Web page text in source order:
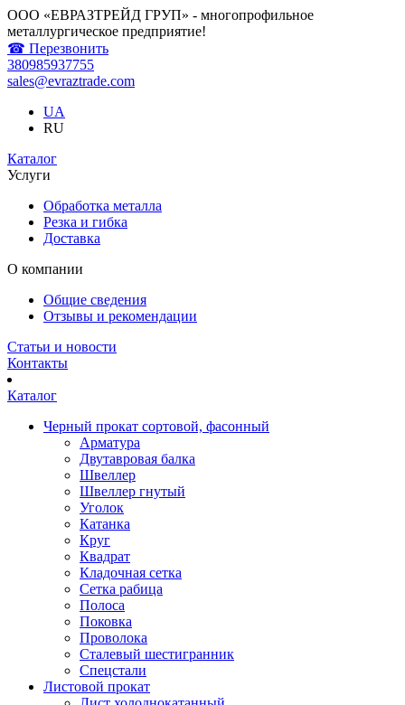
ООО «ЕВРАЗТРЕЙД ГРУП» - многопрофильное
металлургическое предприятие!
☎ Перезвонить
380985937755
sales@evraztrade.com
UA
RU
Каталог
Услуги
Обработка металла
Резка и гибка
Доставка
О компании
Общие сведения
Отзывы и рекомендации
Статьи и новости
Контакты
Каталог
Черный прокат сортовой, фасонный
Арматура
Двутавровая балка
Швеллер
Швеллер гнутый
Уголок
Катанка
Круг
Квадрат
Кладочная сетка
Сетка рабица
Полоса
Поковка
Проволока
Сталевый шестигранник
Спецстали
Листовой прокат